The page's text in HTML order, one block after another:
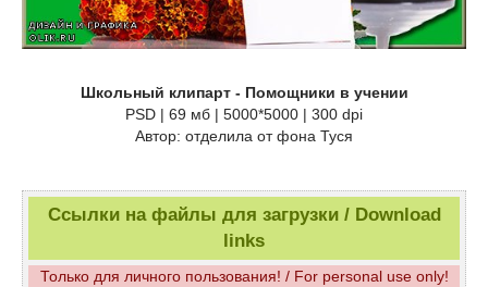
Школьный клипарт - Помощники в учении
PSD | 69 мб | 5000*5000 | 300 dpi
Автор: отделила от фона Туся
Ссылки на файлы для загрузки / Download
links
Только для личного пользования! / For personal use only!